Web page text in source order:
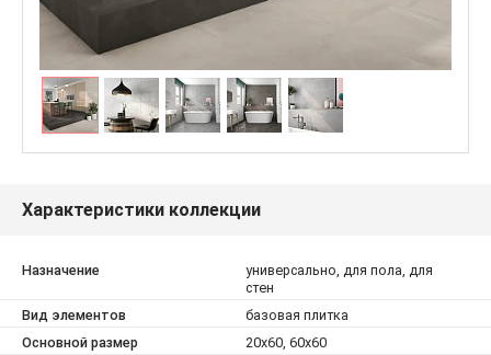
Характеристики коллекции
Назначение
универсально, для пола, для
стен
Вид элементов
базовая плитка
Основной размер
20x60, 60x60